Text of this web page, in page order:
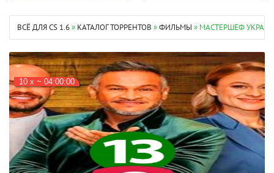
ВСЁ ДЛЯ CS 1.6» КАТАЛОГ ТОРРЕНТОВ »ФИЛЬМЫ » МАСТЕРШЕФ
10 х ~ 04:00:00